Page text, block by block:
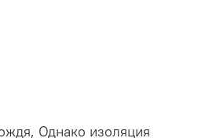
Однако изоляция